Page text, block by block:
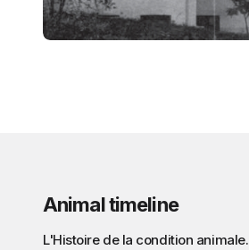
Animal timeline
L'Histoire de la condition animale.